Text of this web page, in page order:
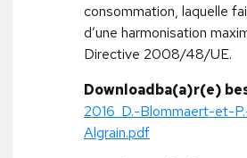
consommation, laquelle
d’une harmonisation
Directive 2008/48/UE.
Downloadba(a)r(e)
2016_D.-Blommaert-et-
Algrain.pdf